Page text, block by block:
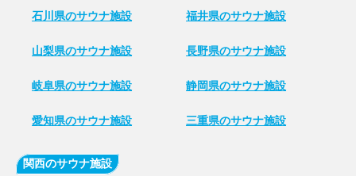
石川県のサウナ施設 福井県のサウナ施設
山梨県のサウナ施設 長野県のサウナ施設
岐阜県のサウナ施設 静岡県のサウナ施設
愛知県のサウナ施設 三重県のサウナ施設
関西のサウナ施設